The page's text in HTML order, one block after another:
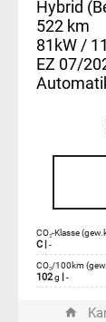
Hybrid
522 km
81kW /
EZ 07/
CO₂-Klasse
C | -
CO₂/100km
102g | -